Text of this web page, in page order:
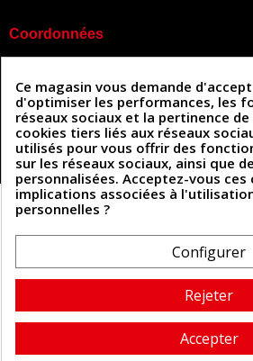
Coordonnées
81300 Graulhet
contact@cuirenstock.com
Cuirenstock © 2026 - Une
Ce magasin vous demande
d'optimiser les performances, les
réseaux sociaux et la pertinence
cookies tiers liés aux réseaux
utilisés pour vous offrir des
sur les réseaux sociaux, ainsi que
personnalisées. Acceptez-vous ces
implications associées à
personnelles ?
Configurer
Rejeter
Accepter